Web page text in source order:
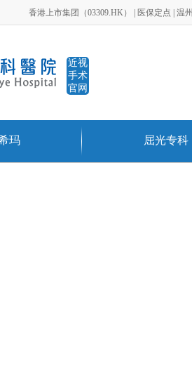
香港上市集团（03309.HK） | 医保定点 | 温
近视
手术
官网
玛 屈光专科